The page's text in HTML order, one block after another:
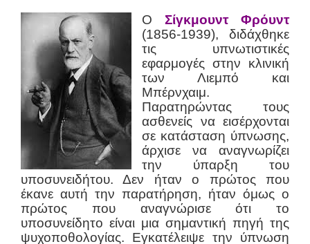
Ο Σίγκμουντ Φρόυντ
(1856-1939), διδάχθηκε
τις υπνωτιστικές
εφαρμογές στην κλινική
των Λιεμπό και
Μπέρνχαιμ.
Παρατηρώντας τους
ασθενείς να εισέρχονται
σε κατάσταση ύπνωσης,
άρχισε να αναγνωρίζει
την ύπαρξη του
υποσυνειδήτου. Δεν ήταν ο πρώτος που
έκανε αυτή την παρατήρηση, ήταν όμως ο
πρώτος που αναγνώρισε ότι το
υποσυνείδητο είναι μια σημαντική πηγή της
ψυχοποθολογίας. Εγκατέλειψε την ύπνωση